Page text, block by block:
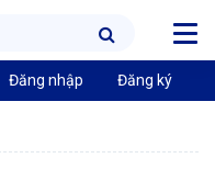
Đăng nhập Đăng ký